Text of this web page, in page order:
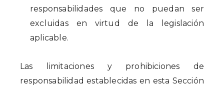
responsabilidades que no puedan ser
excluidas en virtud de la legislación
aplicable.
Las limitaciones y prohibiciones de
responsabilidad establecidas en esta Sección